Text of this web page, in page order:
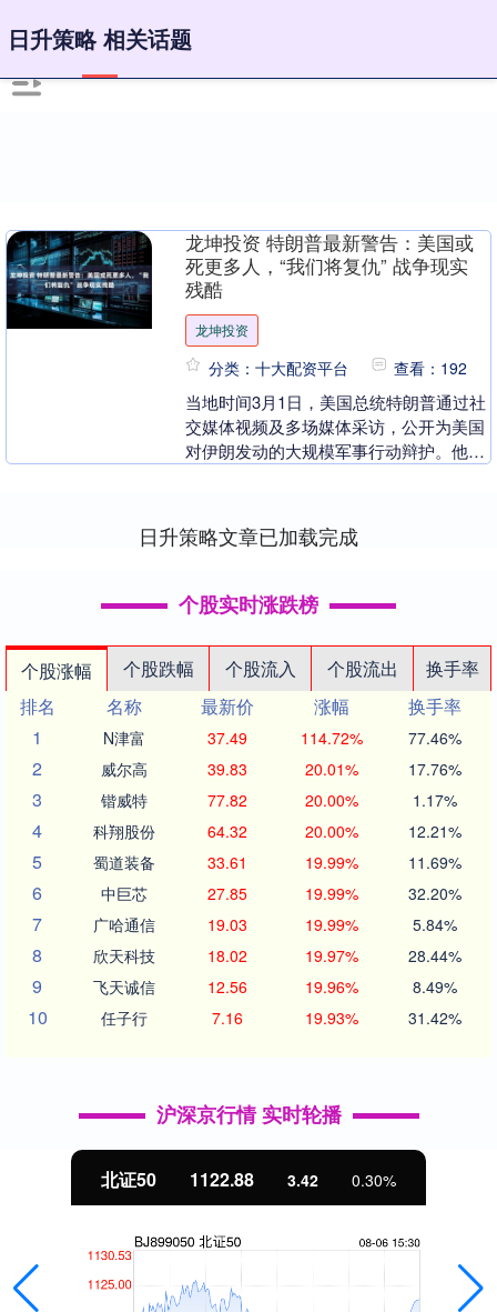
日升策略 相关话题
龙坤投资 特朗普最新警告：美国或
死更多人，“我们将复仇” 战争现实
残酷
龙坤投资
分类：十大配资平台 查看：192
当地时间3月1日，美国总统特朗普通过社
交媒体视频及多场媒体采访，公开为美国
对伊朗发动的大规模军事行动辩护。他表
日升策略文章已加载完成
个股实时涨跌榜
个股涨幅 个股跌幅 个股流入 个股流出
换手率
排名
名称 最新价 涨幅
换手率
1
N津富 37.49 114.72% 77.46%
2 威尔高 39.83 20.01% 17.76%
3 锴威特 77.82 20.00% 1.17%
4 科翔股份 64.32 20.00% 12.21%
5 蜀道装备 33.61 19.99% 11.69%
6 中巨芯 27.85 19.99% 32.20%
7 广哈通信 19.03 19.99% 5.84%
8 欣天科技 18.02 19.97% 28.44%
9 飞天诚信 12.56 19.96% 8.49%
10 任子行 7.16 19.93% 31.42%
沪深京行情 实时轮播
北证50 1122.88 3.42 0.30%